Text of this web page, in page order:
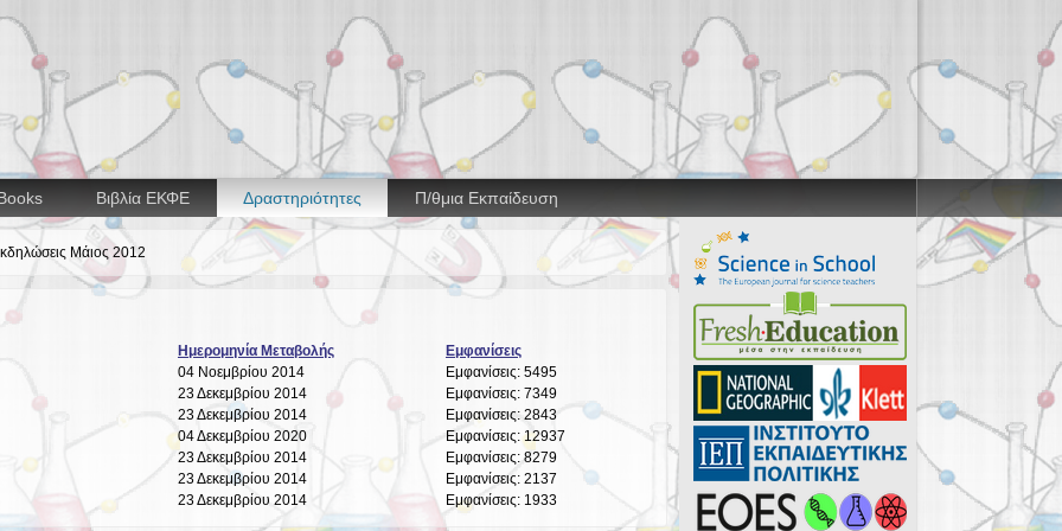
Βιβλία ΕΚΦΕ Δραστηριότητες Π/θμια Εκπαίδευση
Μάιος 2012
Ημερομηνία Μεταβολής
Εμφανίσεις
04 Νοεμβρίου 2014
Εμφανίσεις: 5495
23 Δεκεμβρίου 2014
Εμφανίσεις: 7349
23 Δεκεμβρίου 2014
Εμφανίσεις: 2843
04 Δεκεμβρίου 2020
Εμφανίσεις: 12937
23 Δεκεμβρίου 2014
Εμφανίσεις: 8279
23 Δεκεμβρίου 2014
Εμφανίσεις: 2137
23 Δεκεμβρίου 2014
Εμφανίσεις: 1933